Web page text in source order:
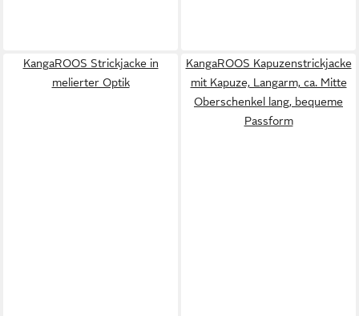
KangaROOS Strickjacke in
melierter Optik
KangaROOS Kapuzenstrickjacke
mit Kapuze, Langarm, ca. Mitte
Oberschenkel lang, bequeme
Passform